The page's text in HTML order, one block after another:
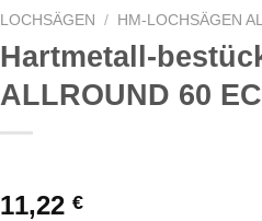
LOCHSÄGEN / HM-LOCHSÄGEN
Hartmetall-
ALLROUND 60
11,22 €